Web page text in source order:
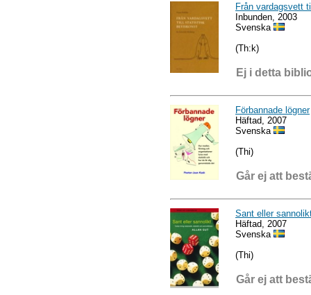
Från vardagsvett
Inbunden, 2003
Svenska
(Th:k)
Ej i detta
Förbannade lögner
Häftad, 2007
Svenska
(Thi)
Går ej att
Sant eller
Häftad, 2007
Svenska
(Thi)
Går ej att